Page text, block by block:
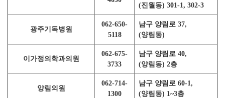
(진월동) 301-1, 302-3
광주기독병원
062-650-
5118
남구 양림로 37,
(양림동)
이가정의학과의원
062-675-
3733
남구 양림로 40,
(양림동) 2층
양림의원
062-714-
1300
남구 양림로 60-1,
(양림동) 1~3층